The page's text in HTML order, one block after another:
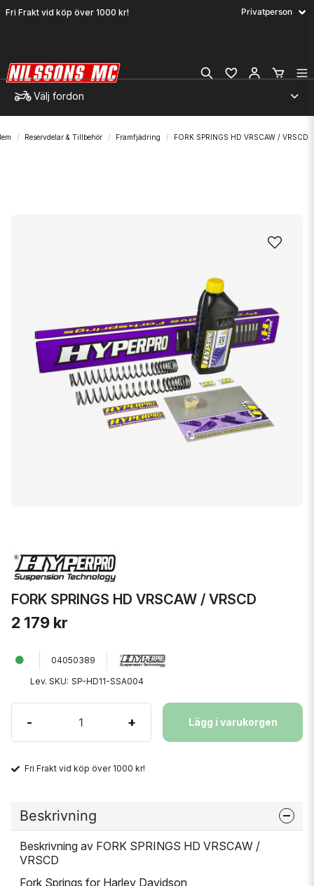
Fri Frakt vid köp över 1000 kr!
Välj fordon
Reservdelar & Tillbehör Framfjädring FORK SPRINGS HD VRSCAW / VRSCD
FORK SPRINGS HD VRSCAW / VRSCD
2 179 kr
04050389
Lev. SKU: SP-HD11-SSA004
- + Lägg i varukorgen
Fri Frakt vid köp över 1000 kr!
Beskrivning
Beskrivning av FORK SPRINGS HD VRSCAW /
VRSCD
Fork Springs for Harley Davidson